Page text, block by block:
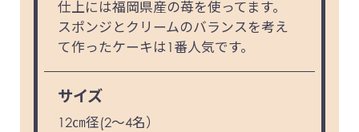
仕上には福岡県産の苺を使ってます。
スポンジとクリームのバランスを考え
て作ったケーキは1番人気です。
サイズ
12㎝径(2～4名）